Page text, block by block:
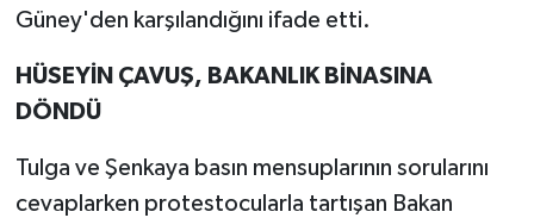
Güney'den karşılandığını ifade etti.
HÜSEYİN ÇAVUŞ, BAKANLIK BİNASINA
DÖNDÜ
Tulga ve Şenkaya basın mensuplarının sorularını
cevaplarken protestocularla tartışan Bakan